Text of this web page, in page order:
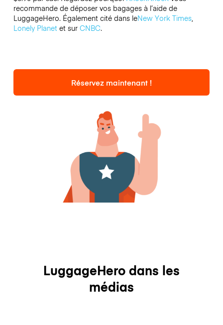
recommande de déposer vos bagages à l’aide de
LuggageHero. Également cité dans leNew York Times,
Lonely Planetet sur CNBC.
Réservez maintenant !
LuggageHero dans les
médias